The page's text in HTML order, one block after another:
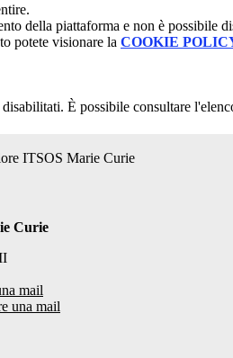
della piattaforma e non è possibile
potete visionare la COOKIE
È possibile consultare
ITSOS Marie Curie
Curie
mail
una mail